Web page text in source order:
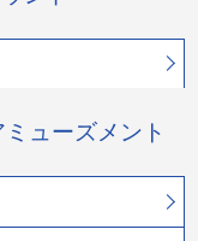
ューズメント